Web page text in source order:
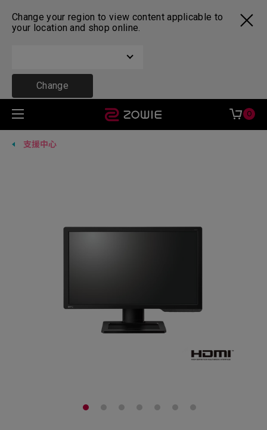
Change your region to view content applicable to
your location and shop online.
Change
0
支援中心